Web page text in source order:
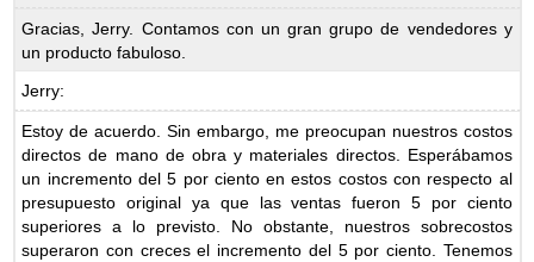
Gracias, Jerry. Contamos con un gran grupo de vendedores y
un producto fabuloso.
Jerry:
Estoy de acuerdo. Sin embargo, me preocupan nuestros costos
directos de mano de obra y materiales directos. Esperábamos
un incremento del 5 por ciento en estos costos con respecto al
presupuesto original ya que las ventas fueron 5 por ciento
superiores a lo previsto. No obstante, nuestros sobrecostos
superaron con creces el incremento del 5 por ciento. Tenemos